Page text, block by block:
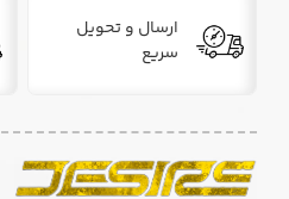
ارسال و تحویل
سریع